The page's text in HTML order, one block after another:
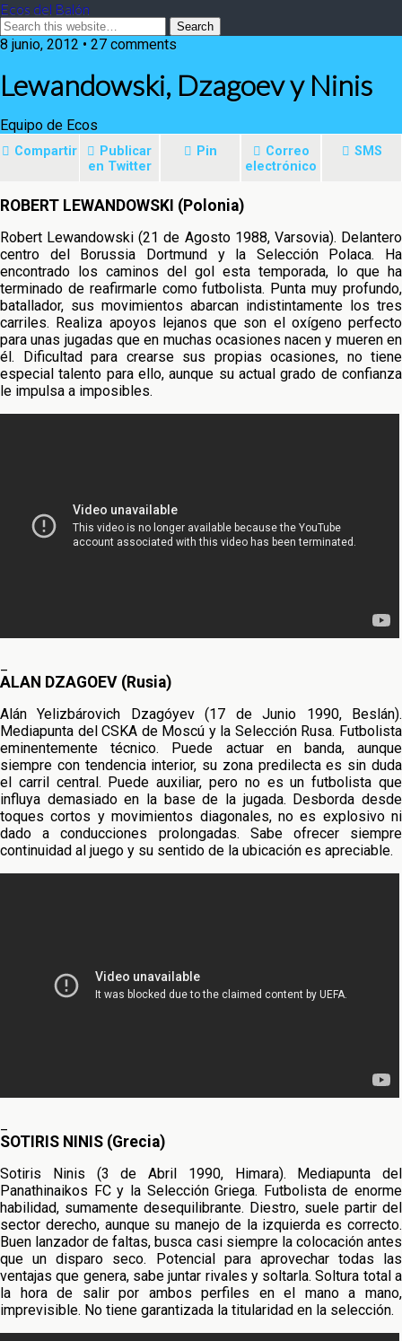
Ecos del Balón
8 junio, 2012 • 27 comments
Lewandowski, Dzagoev y Ninis
Equipo de Ecos
Compartir
Publicar
en Twitter
Pin
Correo
electrónico
SMS
ROBERT LEWANDOWSKI (Polonia)
Robert Lewandowski (21 de Agosto 1988, Varsovia). Delantero
centro del Borussia Dortmund y la Selección Polaca. Ha
encontrado los caminos del gol esta temporada, lo que ha
terminado de reafirmarle como futbolista. Punta muy profundo,
batallador, sus movimientos abarcan indistintamente los tres
carriles. Realiza apoyos lejanos que son el oxígeno perfecto
para unas jugadas que en muchas ocasiones nacen y mueren en
él. Dificultad para crearse sus propias ocasiones, no tiene
especial talento para ello, aunque su actual grado de confianza
le impulsa a imposibles.
ALAN DZAGOEV (Rusia)
Alán Yelizbárovich Dzagóyev (17 de Junio 1990, Beslán).
Mediapunta del CSKA de Moscú y la Selección Rusa. Futbolista
eminentemente técnico. Puede actuar en banda, aunque
siempre con tendencia interior, su zona predilecta es sin duda
el carril central. Puede auxiliar, pero no es un futbolista que
influya demasiado en la base de la jugada. Desborda desde
toques cortos y movimientos diagonales, no es explosivo ni
dado a conducciones prolongadas. Sabe ofrecer siempre
continuidad al juego y su sentido de la ubicación es apreciable.
SOTIRIS NINIS (Grecia)
Sotiris Ninis (3 de Abril 1990, Himara). Mediapunta del
Panathinaikos FC y la Selección Griega. Futbolista de enorme
habilidad, sumamente desequilibrante. Diestro, suele partir del
sector derecho, aunque su manejo de la izquierda es correcto.
Buen lanzador de faltas, busca casi siempre la colocación antes
que un disparo seco. Potencial para aprovechar todas las
ventajas que genera, sabe juntar rivales y soltarla. Soltura total a
la hora de salir por ambos perfiles en el mano a mano,
imprevisible. No tiene garantizada la titularidad en la selección.